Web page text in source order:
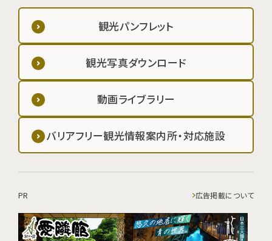
観光パンフレット
観光写真ダウンロード
動画ライブラリー
バリアフリー観光情報案内所・対応施設
PR 広告掲載について